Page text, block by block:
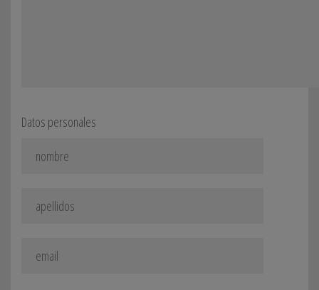
Datos personales